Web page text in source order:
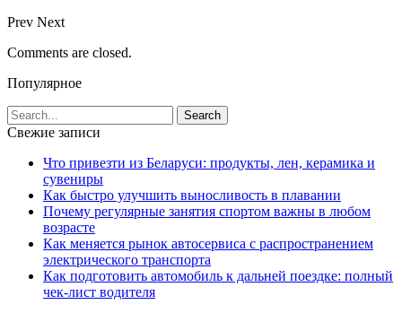
Prev Next
Comments are closed.
Популярное
Свежие записи
Что привезти из Беларуси: продукты, лен, керамика и
сувениры
Как быстро улучшить выносливость в плавании
Почему регулярные занятия спортом важны в любом
возрасте
Как меняется рынок автосервиса с распространением
электрического транспорта
Как подготовить автомобиль к дальней поездке: полный
чек-лист водителя